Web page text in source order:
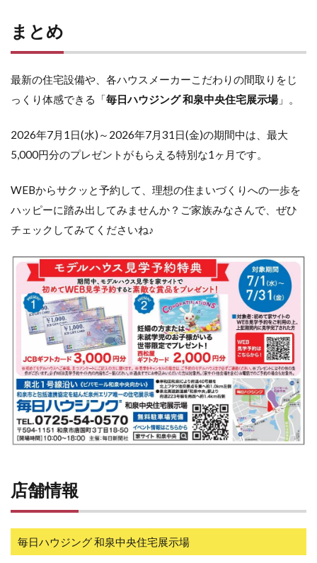
まとめ
最新の住宅設備や、各ハウスメーカーこだわりの間取りをじ
っくり体感できる「毎日ハウジング 和泉中央住宅展示場」。
2026年7月1日(水)～2026年7月31日(金)の期間中は、最大
5,000円分のプレゼントがもらえる特別な1ヶ月です。
WEBからサクッと予約して、理想の住まいづくりへの一歩を
ハッピーに踏み出してみませんか？ご家族みなさんで、ぜひ
チェックしてみてくださいね♪
店舗情報
毎日ハウジング 和泉中央住宅展示場